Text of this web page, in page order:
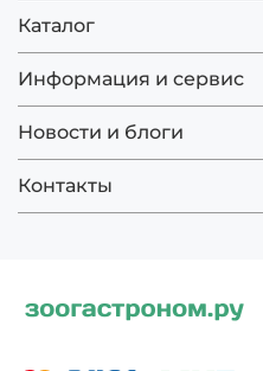
Каталог
Информация и сервис
Новости и блоги
Контакты